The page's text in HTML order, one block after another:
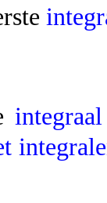
integraal